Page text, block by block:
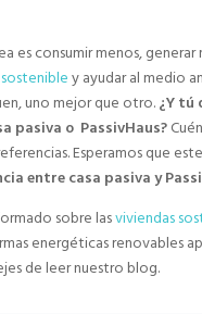
es consumir menos, generar
y ayudar al medio
uno mejor que otro. ¿Y tú
pasiva o PassivHaus?
Esperamos que
entre casa pasiva y
sobre lasviviendas
energéticas renovables
de leer nuestro blog.